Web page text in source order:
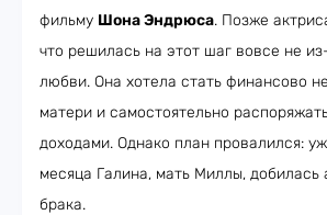
фильму Шона Эндрюса. Позже
что решилась на этот шаг вовсе не
любви. Она хотела стать финансово
матери и самостоятельно
доходами. Однако план провалился:
месяца Галина, мать Миллы, добилась
брака.